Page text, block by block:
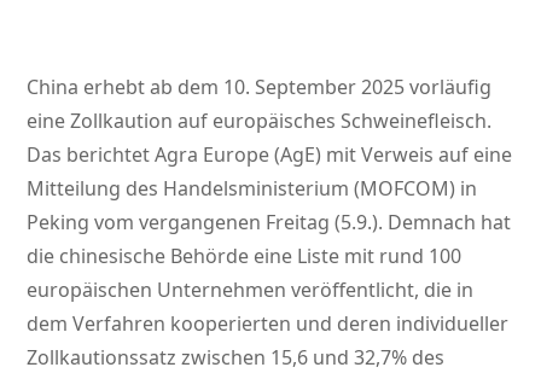
China erhebt ab dem 10. September 2025 vorläufig
eine Zollkaution auf europäisches Schweinefleisch.
Das berichtet Agra Europe (AgE) mit Verweis auf eine
Mitteilung des Handelsministerium (MOFCOM) in
Peking vom vergangenen Freitag (5.9.). Demnach hat
die chinesische Behörde eine Liste mit rund 100
europäischen Unternehmen veröffentlicht, die in
dem Verfahren kooperierten und deren individueller
Zollkautionssatz zwischen 15,6 und 32,7% des